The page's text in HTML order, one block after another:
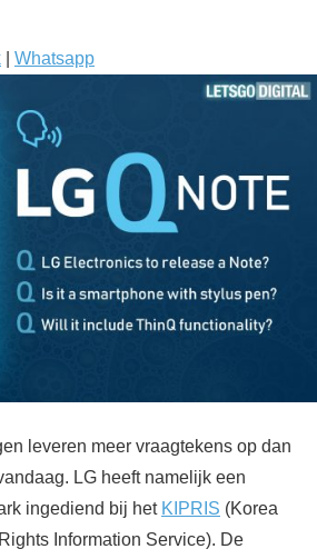
Whatsapp
leveren meer vraagtekens op dan
LG heeft namelijk een
ingediend bij het KIPRIS (Korea
Information Service). De